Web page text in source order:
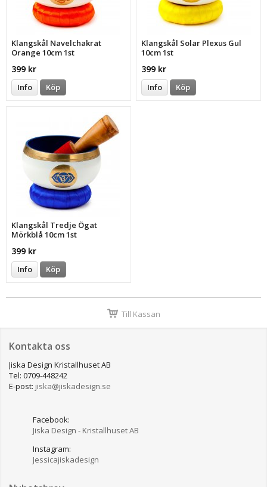
Klangskål Navelchakrat
Orange 10cm 1st
399 kr
Info Köp
Klangskål Solar Plexus Gul
10cm 1st
399 kr
Info Köp
Klangskål Tredje Ögat
Mörkblå 10cm 1st
399 kr
Info Köp
Till Kassan
Kontakta oss
Jiska Design Kristallhuset AB
Tel: 0709-448242
E-post: jiska@jiskadesign.se
Facebook:
Jiska Design - Kristallhuset AB
Instagram:
Jessicajiskadesign